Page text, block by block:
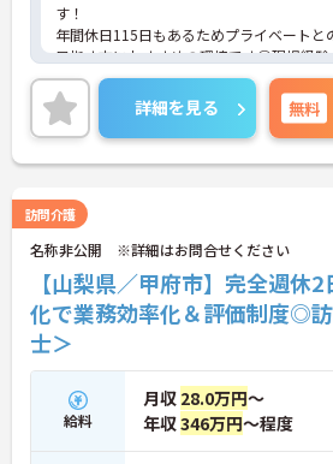
す！
年間休日115日もあるためプライベートと
目指す方におすすめの環境です◎現場経験
でもチャレンジできる職場で、しっかり
ロー体制で、経験に関わらず安心してスタ
ます。
こちらの求人にご興味がございましたら
ントもお伝えしますので是非ご応募お待
詳細を見る 無料
訪問介護
名称非公開 ※詳細はお問合せください
【山梨県／甲府市】完全週
化で業務効率化＆評価制度◎
士＞
給料
月収 28.0万円～
年収346万円～程度